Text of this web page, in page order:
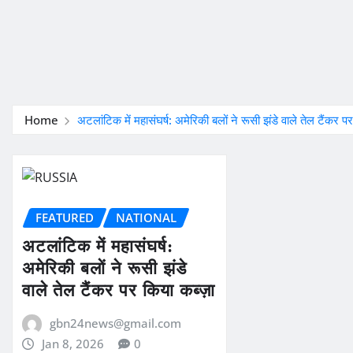
Home अटलांटिक में महासंघर्ष: अमेरिकी बलों ने रूसी झंडे वाले तेल टैंकर पर
FEATURED NATIONAL
अटलांटिक में महासंघर्ष:
अमेरिकी बलों ने रूसी झंडे
वाले तेल टैंकर पर किया कब्ज़ा
gbn24news@gmail.com
Jan 8, 2026
0